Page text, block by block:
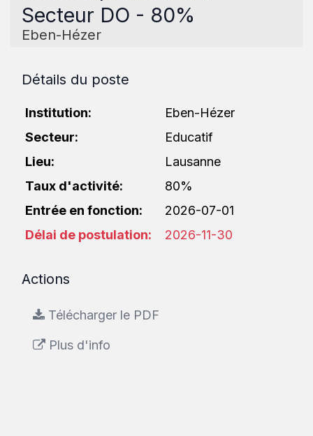
Secteur DO - 80%
Eben-Hézer
Détails du poste
Institution:
Eben-Hézer
Secteur:
Educatif
Lieu:
Lausanne
Taux d'activité:
80%
Entrée en fonction:
2026-07-01
Délai de postulation:
2026-11-30
Actions
Télécharger le PDF
Plus d'info